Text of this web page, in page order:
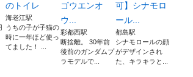
のトイレ
海老江駅
うちの子が子猫の
時に一年ほど使っ
てました！ ...
ゴウエンオ
ウ...
彩都西駅
断捨離。 30年前
後前のガンダムプ
ラモデルで...
可】シナモロ
ール...
都島駅
シナモロールの顔
がデザインされ
た、キラキラと...